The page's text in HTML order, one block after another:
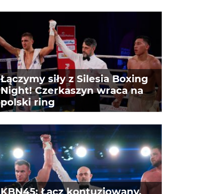
Łączymy siły z Silesia Boxing
Night! Czerkaszyn wraca na
polski ring
KBN45: Łącz kontuzjowany,